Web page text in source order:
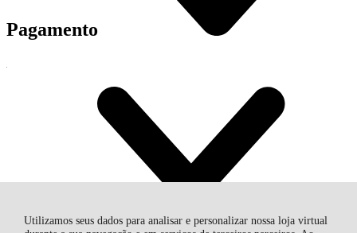
Utilizamos seus dados para analisar e personalizar nossa loja virtual
Pagamento